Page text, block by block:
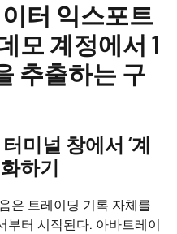
터 익스포트
모 계정에서 1
추출하는 구
미널 창에서 ‘계
하기
은 트레이딩 기록 자체를
부터 시작된다. 아바트레이